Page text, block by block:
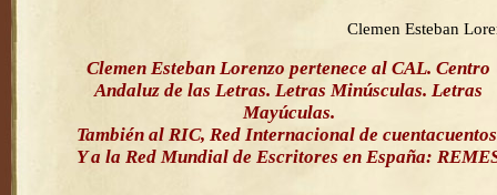
Clemen Esteban
Clemen Esteban Lorenzo pertenece al CAL. Centro
Andaluz de las Letras. Letras Minúsculas. Letras
Mayúculas.
También al RIC, Red Internacional de
Y a la Red Mundial de Escritores en España: